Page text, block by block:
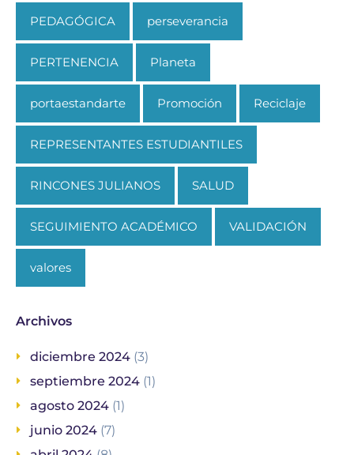
PEDAGÓGICA perseverancia
PERTENENCIA Planeta
portaestandarte Promoción Reciclaje
REPRESENTANTES ESTUDIANTILES
RINCONES JULIANOS SALUD
SEGUIMIENTO ACADÉMICO VALIDACIÓN
valores
Archivos
diciembre 2024 (3)
septiembre 2024 (1)
agosto 2024 (1)
junio 2024 (7)